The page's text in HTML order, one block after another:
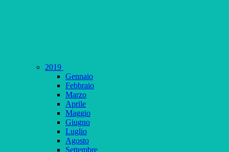
2019
Gennaio
Febbraio
Marzo
Aprile
Maggio
Giugno
Luglio
Agosto
Settembre